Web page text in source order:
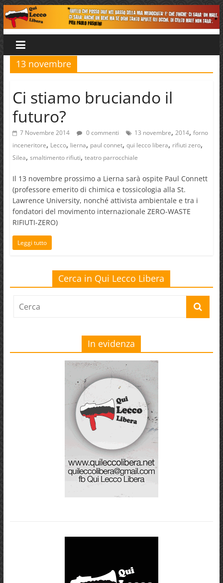
Salta
al
contenuto
Qui
Lecco
Libera
13 novembre
Ci stiamo bruciando il
futuro?
7 Novembre 2014 0 commenti 13 novembre, 2014, forno
inceneritore, Lecco, lierna, paul connet, qui lecco libera, rifiuti zero,
Silea, smaltimento rifiuti, teatro parrocchiale
Il 13 novembre prossimo a Lierna sarà ospite Paul Connett
(professore emerito di chimica e tossicologia alla St.
Lawrence University, nonché attivista ambientale e tra i
fondatori del movimento internazionale ZERO-WASTE
RIFIUTI-ZERO)
Leggi tutto
Cerca in Qui Lecco Libera
In evidenza